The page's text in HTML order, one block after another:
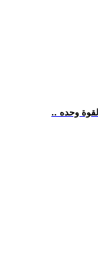
وحده